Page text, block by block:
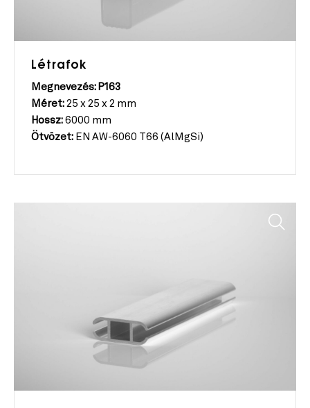
Létrafok
Megnevezés: P163
Méret: 25 x 25 x 2 mm
Hossz: 6000 mm
Ötvözet: EN AW-6060 T66 (AlMgSi)